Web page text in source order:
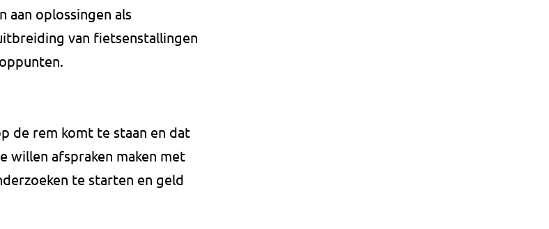
aan oplossingen als
van fietsenstallingen
de rem komt te staan en dat
willen afspraken maken met
te starten en geld